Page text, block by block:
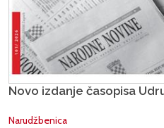
Novo izdanje časopisa
Narudžbenica